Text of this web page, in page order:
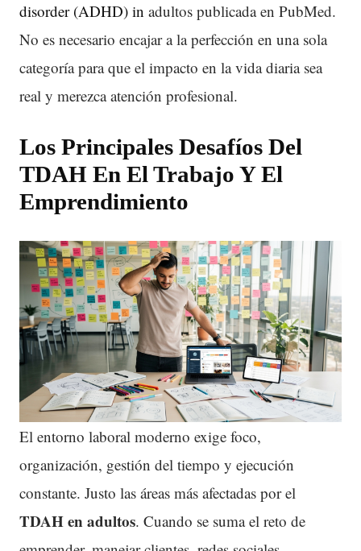
disorder (ADHD) in adultos publicada en PubMed.
No es necesario encajar a la perfección en una sola
categoría para que el impacto en la vida diaria sea
real y merezca atención profesional.
Los Principales Desafíos Del
TDAH En El Trabajo Y El
Emprendimiento
El entorno laboral moderno exige foco,
organización, gestión del tiempo y ejecución
constante. Justo las áreas más afectadas por el
TDAHen adultos. Cuando se suma el reto de